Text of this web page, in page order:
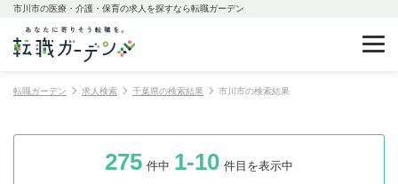
市川市の医療・介護・保育の求人を探すなら転職ガーデン
転職ガーデン 求人検索 千葉県の検索結果 市川市の検索結果
275 件中 1-10 件目を表示中